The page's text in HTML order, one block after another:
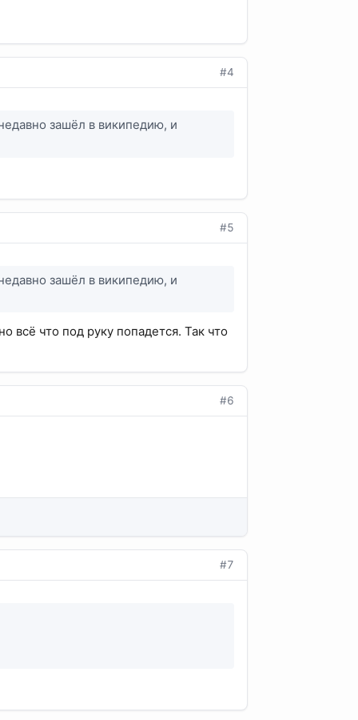
#4
зашёл в википедию, и
#5
зашёл в википедию, и
всё что под руку попадется. Так что
#6
#7